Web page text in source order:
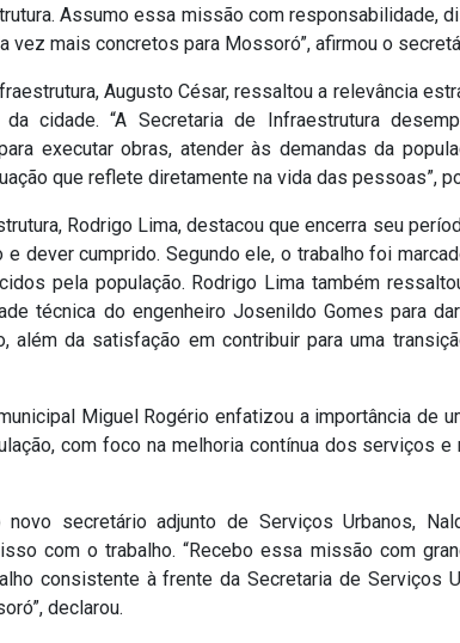
Assumo essa missão com responsabilidade,
mais concretos para Mossoró”, afirmou o
Augusto César, ressaltou a relevância
cidade. “A Secretaria de Infraestrutura
executar obras, atender às demandas da
que reflete diretamente na vida das pessoas”,
Rodrigo Lima, destacou que encerra seu
dever cumprido. Segundo ele, o trabalho foi
pela população. Rodrigo Lima também
técnica do engenheiro Josenildo Gomes para
além da satisfação em contribuir para uma
Miguel Rogério enfatizou a importância de
com foco na melhoria contínua dos serviços e
secretário adjunto de Serviços Urbanos,
com o trabalho. “Recebo essa missão com
consistente à frente da Secretaria de Serviços
declarou.